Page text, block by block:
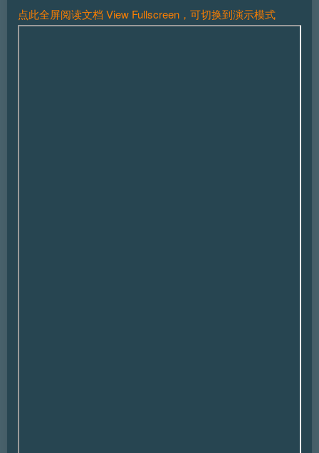
点此全屏阅读文档 View Fullscreen，可切换到演示模式